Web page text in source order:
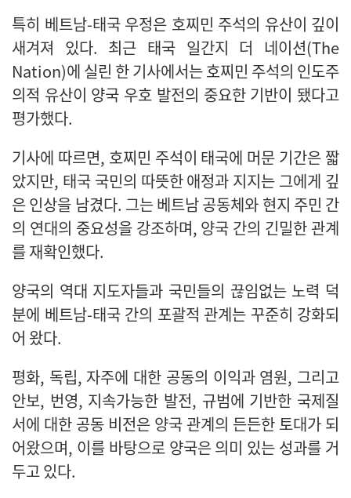
특히 베트남-태국 우정은 호찌민 주석의 유산이 깊이
새겨져 있다. 최근 태국 일간지 더 네이션(The
Nation)에 실린 한 기사에서는 호찌민 주석의 인도주
의적 유산이 양국 우호 발전의 중요한 기반이 됐다고
평가했다.
기사에 따르면, 호찌민 주석이 태국에 머문 기간은 짧
았지만, 태국 국민의 따뜻한 애정과 지지는 그에게 깊
은 인상을 남겼다. 그는 베트남 공동체와 현지 주민 간
의 연대의 중요성을 강조하며, 양국 간의 긴밀한 관계
를 재확인했다.
양국의 역대 지도자들과 국민들의 끊임없는 노력 덕
분에 베트남-태국 간의 포괄적 관계는 꾸준히 강화되
어 왔다.
평화, 독립, 자주에 대한 공동의 이익과 염원, 그리고
안보, 번영, 지속가능한 발전, 규범에 기반한 국제질
서에 대한 공동 비전은 양국 관계의 든든한 토대가 되
어왔으며, 이를 바탕으로 양국은 의미 있는 성과를 거
두고 있다.